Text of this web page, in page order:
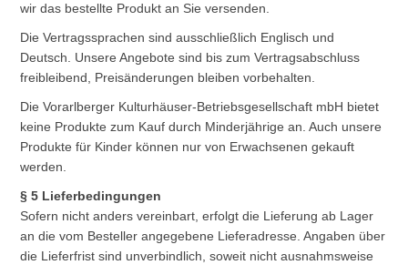
wir das bestellte Produkt an Sie versenden.
Die Vertragssprachen sind ausschließlich Englisch und
Deutsch. Unsere Angebote sind bis zum Vertragsabschluss
freibleibend, Preisänderungen bleiben vorbehalten.
Die Vorarlberger Kulturhäuser-Betriebsgesellschaft mbH bietet
keine Produkte zum Kauf durch Minderjährige an. Auch unsere
Produkte für Kinder können nur von Erwachsenen gekauft
werden.
§ 5 Lieferbedingungen
Sofern nicht anders vereinbart, erfolgt die Lieferung ab Lager
an die vom Besteller angegebene Lieferadresse. Angaben über
die Lieferfrist sind unverbindlich, soweit nicht ausnahmsweise